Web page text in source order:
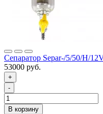
Сепаратор Separ-/5/50/Н/
53000 руб.
+
-